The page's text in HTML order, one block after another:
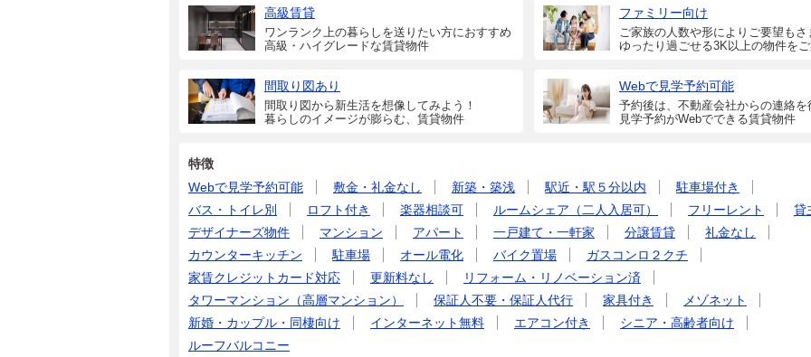
高級賃貸
ワンランク上の暮らしを送りたい方におすすめ
高級・ハイグレードな賃貸物件
ファミリー向け
ご家族の人数や形によりご要望もさ
ゆったり過ごせる3K以上の物件をご
間取り図あり
間取り図から新生活を想像してみよう！
暮らしのイメージが膨らむ、賃貸物件
Webで見学予約可能
予約後は、不動産会社からの連絡を
見学予約がWebでできる賃貸物件
特徴
Webで見学予約可能
敷金・礼金なし 新築・築浅 駅近・駅５分以内
駐車場付き
バス・トイレ別
ロフト付き 楽器相談可 ルームシェア（二人入居可） フリーレント
貸
デザイナーズ物件
マンション アパート 一戸建て・一軒家 分譲賃貸
礼金なし
カウンターキッチン
駐車場 オール電化 バイク置場
ガスコンロ２クチ
家賃クレジットカード対応
更新料なし
リフォーム・リノベーション済
タワーマンション（高層マンション）
保証人不要・保証人代行 家具付き
メゾネット
新婚・カップル・同棲向け
インターネット無料 エアコン付き
シニア・高齢者向け
ルーフバルコニー